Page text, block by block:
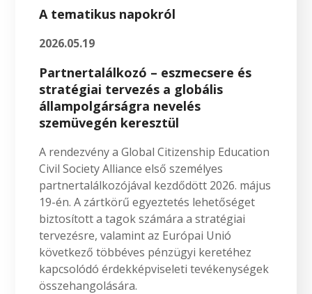
A tematikus napokról
2026.05.19
Partnertalálkozó – eszmecsere és
stratégiai tervezés a globális
állampolgárságra nevelés
szemüvegén keresztül
A rendezvény a Global Citizenship Education
Civil Society Alliance első személyes
partnertalálkozójával kezdődött 2026. május
19-én. A zártkörű egyeztetés lehetőséget
biztosított a tagok számára a stratégiai
tervezésre, valamint az Európai Unió
következő többéves pénzügyi keretéhez
kapcsolódó érdekképviseleti tevékenységek
összehangolására.